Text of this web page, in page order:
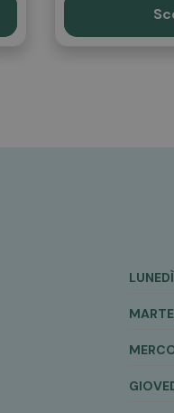
LUNEDÌ